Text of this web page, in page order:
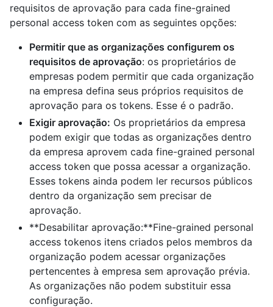
requisitos de aprovação para cada fine-grained
personal access token com as seguintes opções:
Permitir que as organizações configurem os
requisitos de aprovação: os proprietários de
empresas podem permitir que cada organização
na empresa defina seus próprios requisitos de
aprovação para os tokens. Esse é o padrão.
Exigir aprovação: Os proprietários da empresa
podem exigir que todas as organizações dentro
da empresa aprovem cada fine-grained personal
access token que possa acessar a organização.
Esses tokens ainda podem ler recursos públicos
dentro da organização sem precisar de
aprovação.
**Desabilitar aprovação:**Fine-grained personal
access tokenos itens criados pelos membros da
organização podem acessar organizações
pertencentes à empresa sem aprovação prévia.
As organizações não podem substituir essa
configuração.